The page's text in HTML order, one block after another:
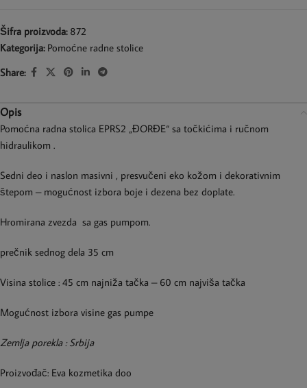
Šifra proizvoda: 872
Kategorija: Pomoćne radne stolice
Share:
Opis
Pomoćna radna stolica EPRS2 „ĐORĐE“ sa točkićima i ručnom
hidraulikom .
Sedni deo i naslon masivni , presvučeni eko kožom i dekorativnim
štepom – mogućnost izbora boje i dezena bez doplate.
Hromirana zvezda sa gas pumpom.
prečnik sednog dela 35 cm
Visina stolice : 45 cm najniža tačka – 60 cm najviša tačka
Mogućnost izbora visine gas pumpe
Zemlja porekla : Srbija
Proizvođač: Eva kozmetika doo